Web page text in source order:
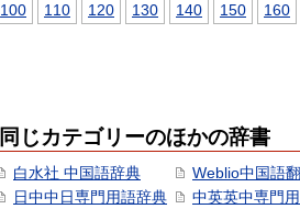
100
110 120 130 140 150 160
同じカテゴリーのほかの辞書
白水社 中国語辞典
日中中日専門用語辞典
Weblio中国語
中英英中専門